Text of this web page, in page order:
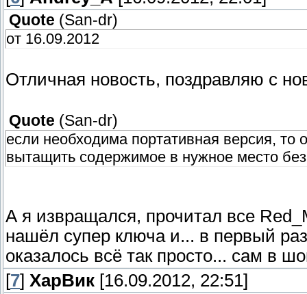
Quote (San-dr)
от 16.09.2012
Отличная новость, поздравляю с
Quote (San-dr)
если необходима портативная версия,
вытащить содержимое в нужное место
А я извращался, прочитал все
нашёл супер ключа и... в первый
оказалось всё так просто... сам в
[7] ХарВик [16.09.2012, 22:51]